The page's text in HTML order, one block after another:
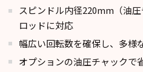
スピンドル内径220mm（油
ロッドに対応
幅広い回転数を確保し、多様
オプションの油圧チャックで